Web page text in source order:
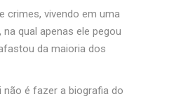
crimes, vivendo em uma
qual apenas ele pegou
da maioria dos
não é fazer a biografia do